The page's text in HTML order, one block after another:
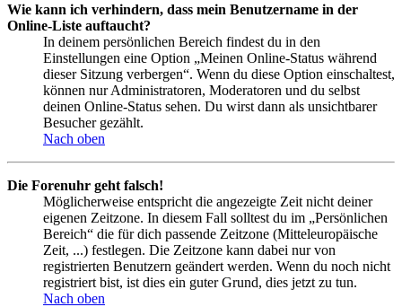
Wie kann ich verhindern, dass mein Benutzername in der
Online-Liste auftaucht?
In deinem persönlichen Bereich findest du in den
Einstellungen eine Option „Meinen Online-Status während
dieser Sitzung verbergen“. Wenn du diese Option einschaltest,
können nur Administratoren, Moderatoren und du selbst
deinen Online-Status sehen. Du wirst dann als unsichtbarer
Besucher gezählt.
Nach oben
Die Forenuhr geht falsch!
Möglicherweise entspricht die angezeigte Zeit nicht deiner
eigenen Zeitzone. In diesem Fall solltest du im „Persönlichen
Bereich“ die für dich passende Zeitzone (Mitteleuropäische
Zeit, ...) festlegen. Die Zeitzone kann dabei nur von
registrierten Benutzern geändert werden. Wenn du noch nicht
registriert bist, ist dies ein guter Grund, dies jetzt zu tun.
Nach oben